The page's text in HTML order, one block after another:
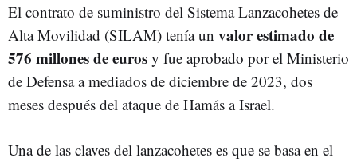
El contrato de suministro del Sistema Lanzacohetes de
Alta Movilidad (SILAM) tenía un valor estimado de
576 millones de euros y fue aprobado por el Ministerio
de Defensa a mediados de diciembre de 2023, dos
meses después del ataque de Hamás a Israel.
Una de las claves del lanzacohetes es que se basa en el